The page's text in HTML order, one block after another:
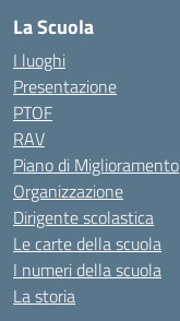
La Scuola
I luoghi
Presentazione
PTOF
RAV
Piano di Miglioramento
Organizzazione
Dirigente scolastica
Le carte della scuola
I numeri della scuola
La storia